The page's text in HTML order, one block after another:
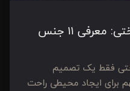
انتخاب بهترین پارچه روتختی: معرفی ۱۱ جنس
فقط یک تصمیم
برای ایجاد محیطی راحت